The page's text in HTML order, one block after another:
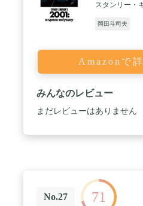
スタンリー・
岡田斗司夫
Amazonで
みんなのレビュー
まだレビューはありません
No.27 71